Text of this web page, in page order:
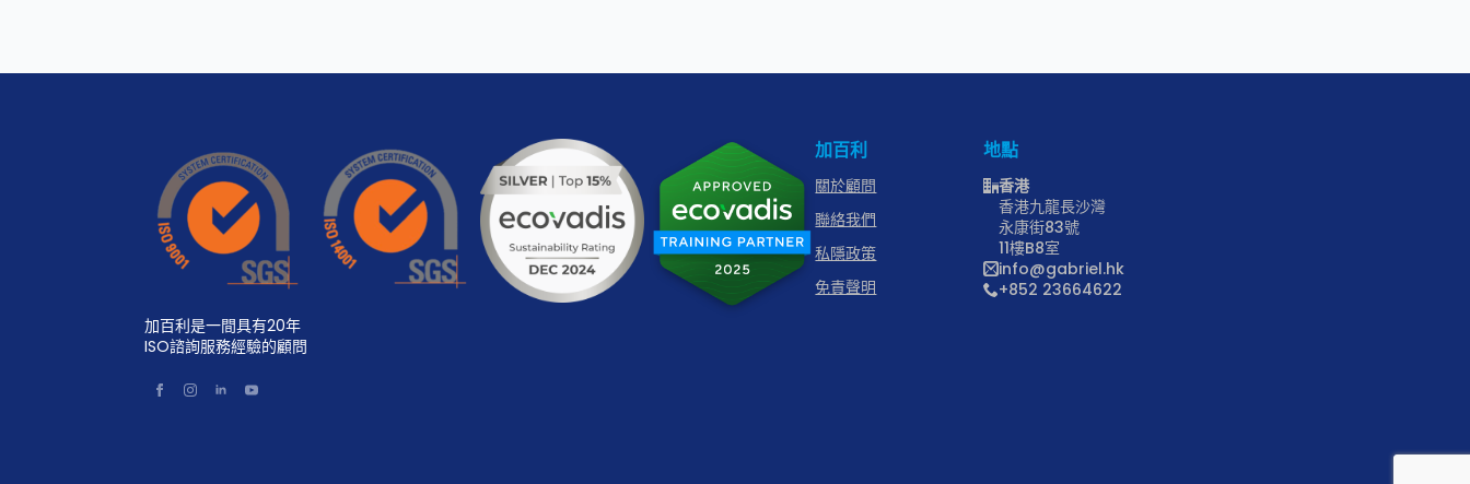
加百利是一間具有20年
ISO諮詢服務經驗的顧問
加百利
關於顧問
聯絡我們
私隱政策
免責聲明
地點
香港
香港九龍長沙灣
永康街83號
11樓B8室
info@gabriel.hk
+852 23664622